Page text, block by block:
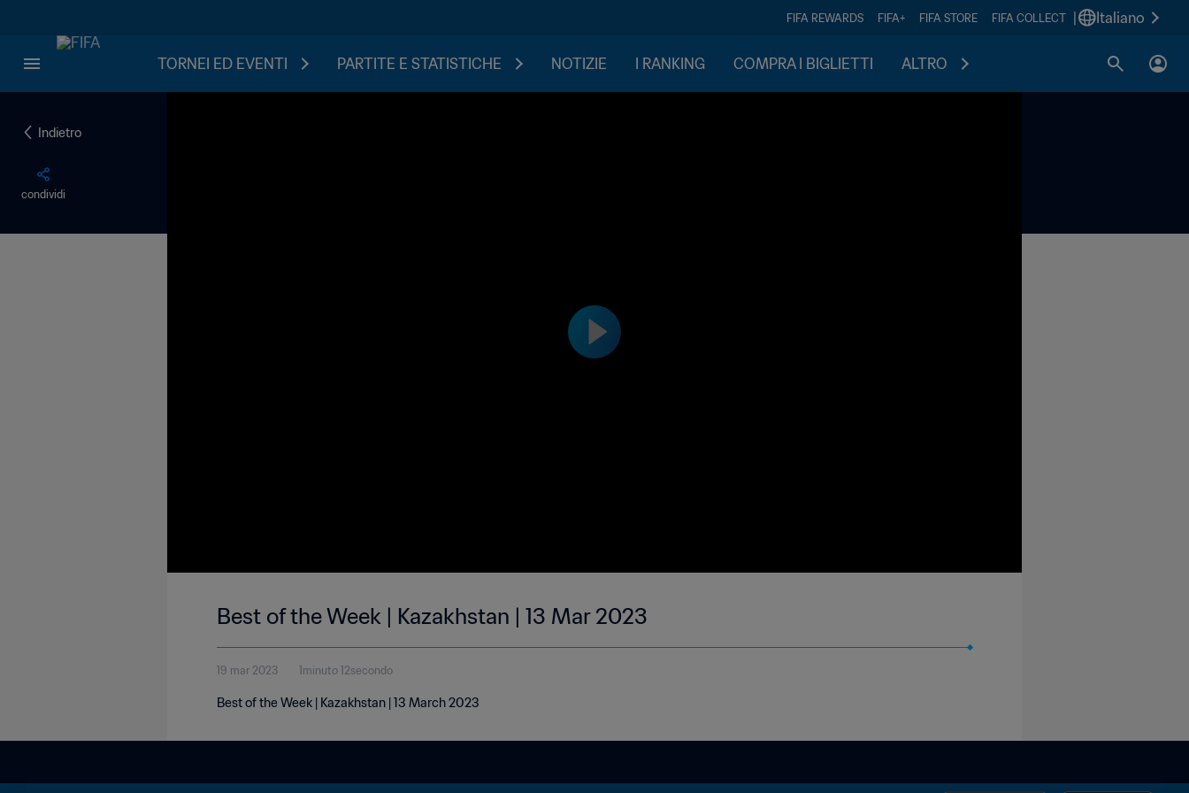
FIFA REWARDS FIFA+ FIFA STORE FIFA COLLECT Italiano
TORNEI ED EVENTI PARTITE E STATISTICHE NOTIZIE I RANKING COMPRA I BIGLIETTI ALTRO
Indietro
condividi
Best of the Week | Kazakhstan | 13 Mar 2023
19 mar 2023 1minuto 12secondo
Best of the Week | Kazakhstan | 13 March 2023